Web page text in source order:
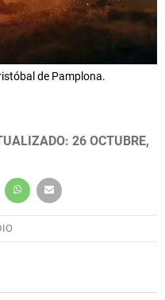
de Pamplona.
26 OCTUBRE,